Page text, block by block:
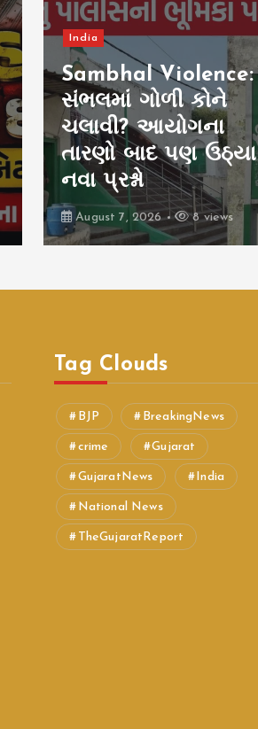
India
Sambhal Violence:
સંભલમાં ગોળી કોને
ચલાવી? આયોગના
તારણો બાદ પણ ઉઠ્યા
નવા પ્રશ્નો
August 7, 2026 8 views
Tag Clouds
BJP BreakingNews
crime Gujarat
GujaratNews India
National News
TheGujaratReport